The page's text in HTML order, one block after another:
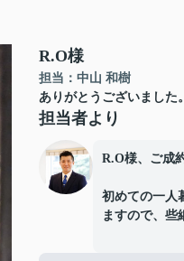
R.O様
担当：中山 和樹
ありがとうございました。
担当者より
R.O様、ご成
初めての一人
ますので、些